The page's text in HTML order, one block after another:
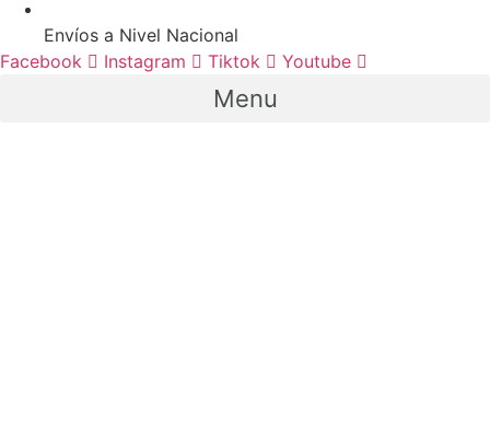
Envíos a Nivel Nacional
Facebook
Instagram Tiktok Youtube
Menu